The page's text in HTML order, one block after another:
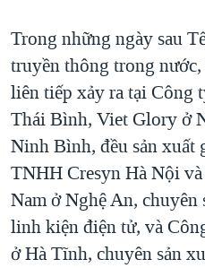
Trong những ngày sau
truyền thông trong
liên tiếp xảy ra tại Công
Thái Bình, Viet Glory ở
Ninh Bình, đều sản xuất
TNHH Cresyn Hà Nội
Nam ở Nghệ An, chuyên
linh kiện điện tử, và
ở Hà Tĩnh, chuyên sản